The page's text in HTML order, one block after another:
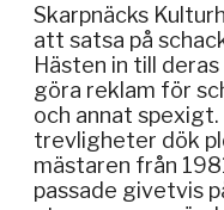
Skarpnäcks
att satsa på
Hästen in till
göra reklam för
och annat
trevligheter dök
mästaren från
passade givetvis